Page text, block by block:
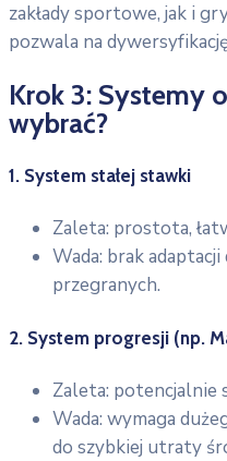
zakłady sportowe, jak i
pozwala na
Krok 3: Systemy
wybrać?
1. System stałej stawki
Zaleta: prostota,
Wada: brak
przegranych.
2. System progresji (np.
Zaleta: potencjalnie
Wada: wymaga
do szybkiej utraty